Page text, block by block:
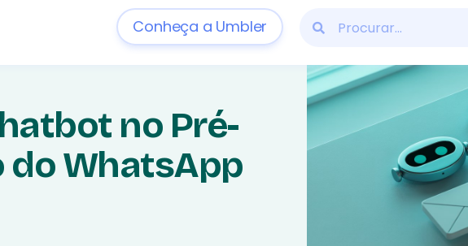
Conheça a Umbler
no Pré-
WhatsApp